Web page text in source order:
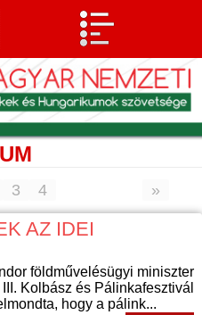
3 4 »
AZ IDEI
földművelésügyi miniszter
Kolbász és Pálinkafesztivál
hogy a pálink...